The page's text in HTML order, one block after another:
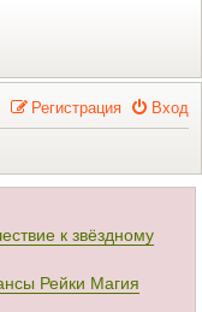
Вход
Регистрация
к звёздному
Рейки Магия